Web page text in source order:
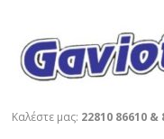
Καλέστε μας: 22810 86610 &